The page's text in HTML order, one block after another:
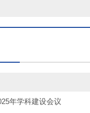
年学科建设会议